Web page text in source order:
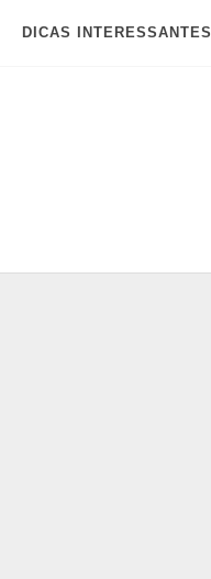
DICAS INTERESSANTES